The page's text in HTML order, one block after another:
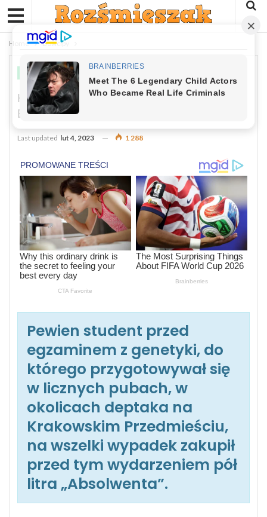
Home Dowcipy
DOWCIPY
Kawał: Pewien Student Przed
Egzaminem Z Genetyki
Last updated lut 4, 2023 1 288
Pewien student przed
egzaminem z genetyki, do
którego przygotowywał się
w licznych pubach, w
okolicach deptaka na
Krakowskim Przedmieściu,
na wszelki wypadek zakupił
przed tym wydarzeniem pół
litra „Absolwenta”.